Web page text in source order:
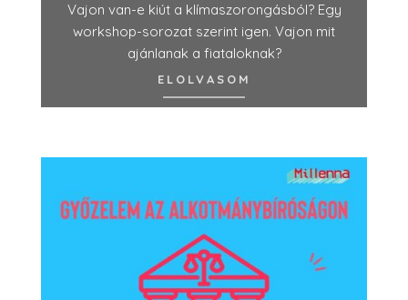
Vajon van-e kiút a klímaszorongásból? Egy
workshop-sorozat szerint igen. Vajon mit
ajánlanak a fiataloknak?
ELOLVASOM